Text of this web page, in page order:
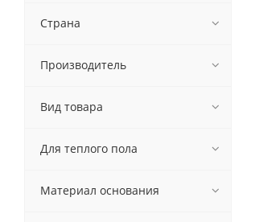
Страна
Производитель
Вид товара
Для теплого пола
Материал основания